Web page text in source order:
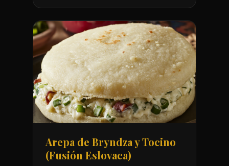
Arepa de Bryndza y Tocino
(Fusión Eslovaca)